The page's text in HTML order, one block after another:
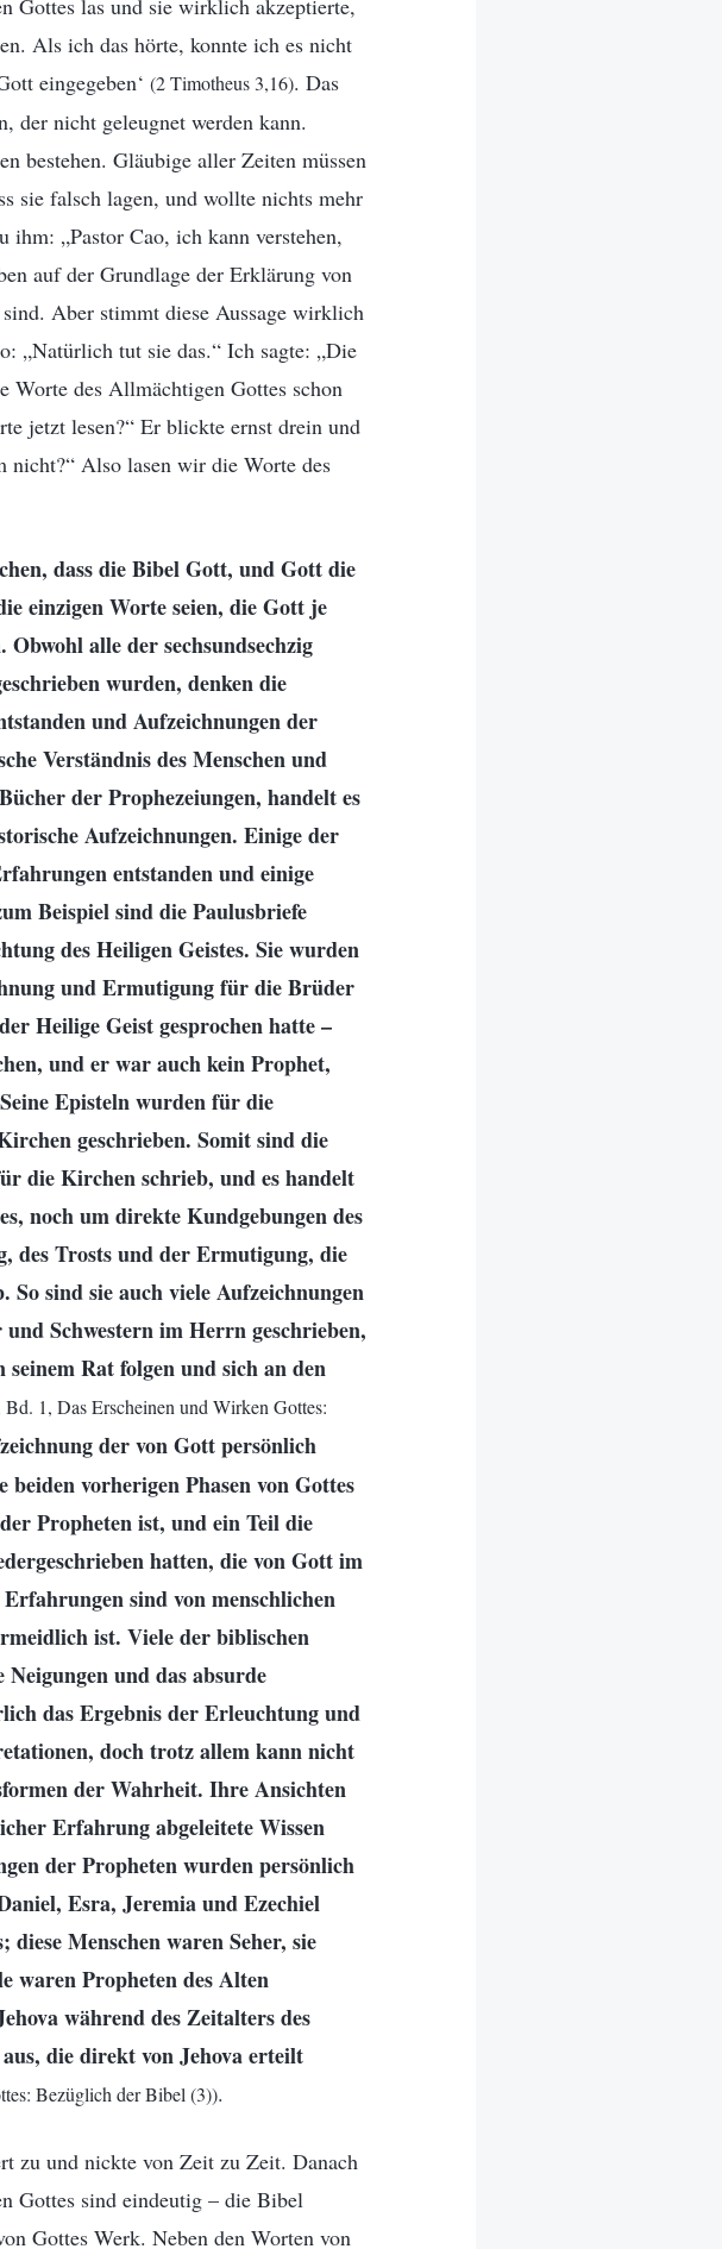
Gottes las und sie wirklich akzeptierte,
Als ich das hörte, konnte ich es nicht
eingegeben‘ (2 Timotheus 3,16). Das
der nicht geleugnet werden kann.
bestehen. Gläubige aller Zeiten müssen
sie falsch lagen, und wollte nichts mehr
ihm: „Pastor Cao, ich kann verstehen,
auf der Grundlage der Erklärung von
Aber stimmt diese Aussage wirklich
„Natürlich tut sie das.“ Ich sagte: „Die
Worte des Allmächtigen Gottes schon
jetzt lesen?“ Er blickte ernst drein und
Also lasen wir die Worte des
dass die Bibel Gott, und Gott die
einzigen Worte seien, die Gott je
alle der sechsundsechzig
wurden, denken die
und Aufzeichnungen der
Verständnis des Menschen und
der Prophezeiungen, handelt es
Aufzeichnungen. Einige der
entstanden und einige
Beispiel sind die Paulusbriefe
des Heiligen Geistes. Sie wurden
und Ermutigung für die Brüder
Heilige Geist gesprochen hatte –
und er war auch kein Prophet,
Episteln wurden für die
geschrieben. Somit sind die
die Kirchen schrieb, und es handelt
noch um direkte Kundgebungen des
des Trosts und der Ermutigung, die
sind sie auch viele Aufzeichnungen
Schwestern im Herrn geschrieben,
Rat folgen und sich an den
1, Das Erscheinen und Wirken Gottes:
der von Gott persönlich
vorherigen Phasen von Gottes
Propheten ist, und ein Teil die
hatten, die von Gott im
sind von menschlichen
ist. Viele der biblischen
und das absurde
das Ergebnis der Erleuchtung und
doch trotz allem kann nicht
der Wahrheit. Ihre Ansichten
Erfahrung abgeleitete Wissen
der Propheten wurden persönlich
Esra, Jeremia und Ezechiel
Menschen waren Seher, sie
waren Propheten des Alten
während des Zeitalters des
die direkt von Jehova erteilt
Bezüglich der Bibel (3)).
zu und nickte von Zeit zu Zeit. Danach
Gottes sind eindeutig – die Bibel
Gottes Werk. Neben den Worten von